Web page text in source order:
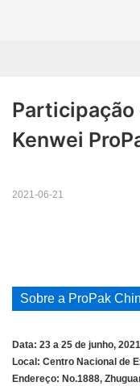
Participação
Kenwei
2021-06-21
Sobre a ProPak
Data: 23 a 25 de junho, 2021
Local: Centro Nacional de
Endereço: No.1888,